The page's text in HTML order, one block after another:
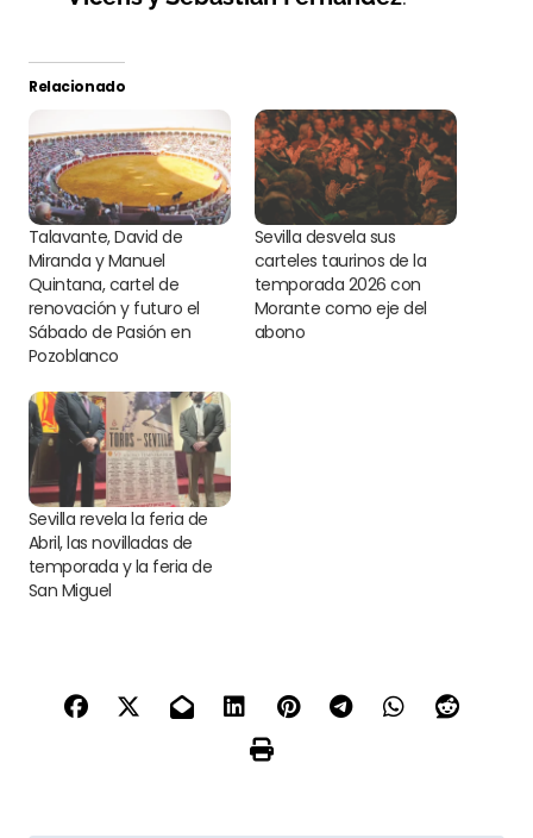
Relacionado
Talavante, David de
Miranda y Manuel
Quintana, cartel de
renovación y futuro el
Sábado de Pasión en
Pozoblanco
Sevilla desvela sus
carteles taurinos de la
temporada 2026 con
Morante como eje del
abono
Sevilla revela la feria de
Abril, las novilladas de
temporada y la feria de
San Miguel